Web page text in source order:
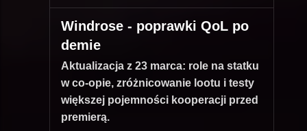
Windrose - poprawki QoL po
demie
Aktualizacja z 23 marca: role na statku
w co-opie, zróżnicowanie lootu i testy
większej pojemności kooperacji przed
premierą.